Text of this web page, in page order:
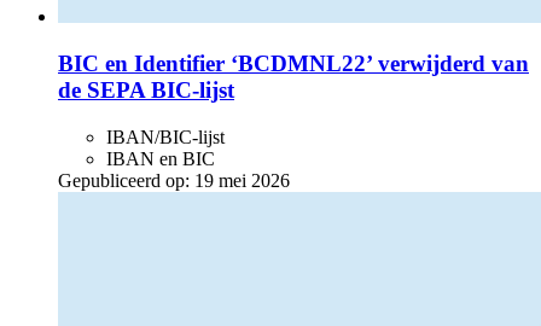
BIC en Identifier ‘BCDMNL22’ verwijderd van
de SEPA BIC-lijst
IBAN/BIC-lijst
IBAN en BIC
Gepubliceerd op: 19 mei 2026